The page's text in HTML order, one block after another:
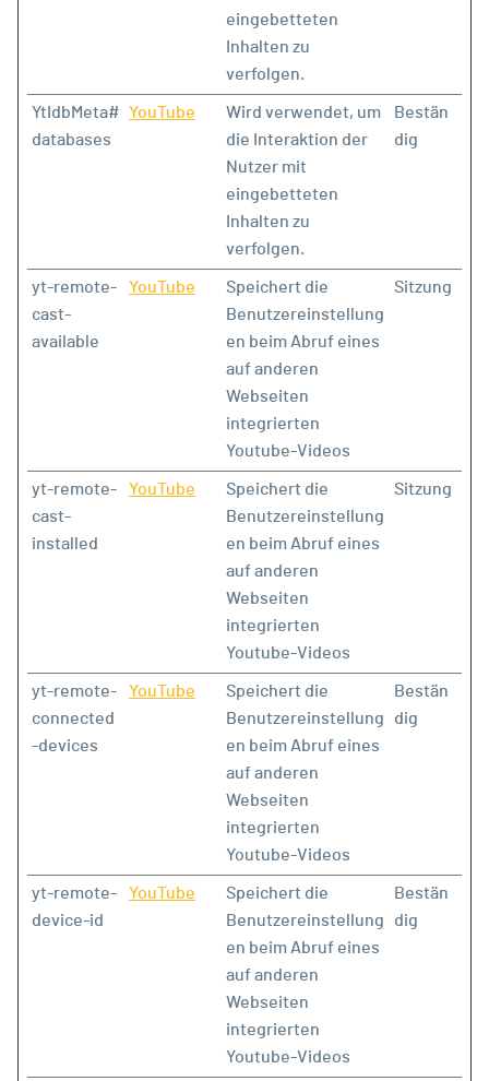
eingebetteten
Inhalten zu
verfolgen.
YtIdbMeta#
databases
YouTube
Wird verwendet, um
die Interaktion der
Nutzer mit
eingebetteten
Inhalten zu
verfolgen.
Bestän
dig
yt-remote-
cast-
available
YouTube
Speichert die
Benutzereinstellung
en beim Abruf eines
auf anderen
Webseiten
integrierten
Youtube-Videos
Sitzung
yt-remote-
cast-
installed
YouTube
Speichert die
Benutzereinstellung
en beim Abruf eines
auf anderen
Webseiten
integrierten
Youtube-Videos
Sitzung
yt-remote-
connected
-devices
YouTube
Speichert die
Benutzereinstellung
en beim Abruf eines
auf anderen
Webseiten
integrierten
Youtube-Videos
Bestän
dig
yt-remote-
device-id
YouTube
Speichert die
Benutzereinstellung
en beim Abruf eines
auf anderen
Webseiten
integrierten
Youtube-Videos
Bestän
dig